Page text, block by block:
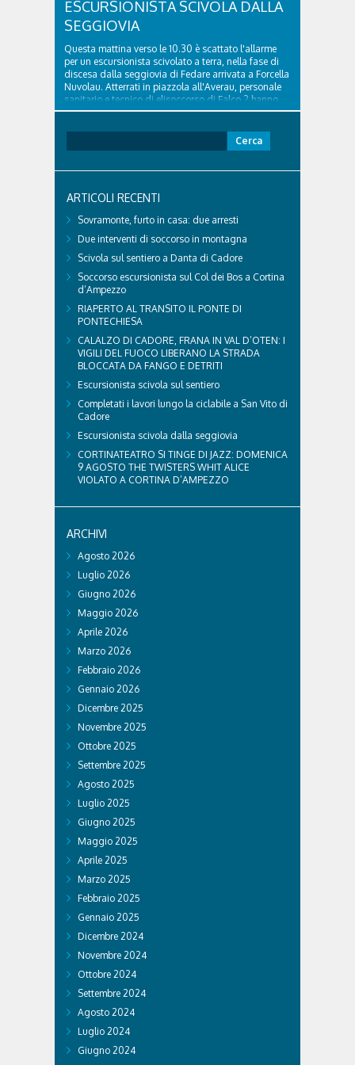
ESCURSIONISTA SCIVOLA DALLA
SEGGIOVIA
Questa mattina verso le 10.30 è scattato l'allarme
per un escursionista scivolato a terra, nella fase di
discesa dalla seggiovia di Fedare arrivata a Forcella
Nuvolau. Atterrati in piazzola all'Averau, personale
sanitario e tecnico di elisoccorso di Falco 2 hanno
raggiunto il 74enne di Teolo...
per:
ARTICOLI RECENTI
Sovramonte, furto in casa: due arresti
Due interventi di soccorso in montagna
Scivola sul sentiero a Danta di Cadore
Soccorso escursionista sul Col dei Bos a Cortina
d’Ampezzo
RIAPERTO AL TRANSITO IL PONTE DI
PONTECHIESA
CALALZO DI CADORE, FRANA IN VAL D’OTEN: I
VIGILI DEL FUOCO LIBERANO LA STRADA
BLOCCATA DA FANGO E DETRITI
Escursionista scivola sul sentiero
Completati i lavori lungo la ciclabile a San Vito di
Cadore
Escursionista scivola dalla seggiovia
CORTINATEATRO SI TINGE DI JAZZ: DOMENICA
9 AGOSTO THE TWISTERS WHIT ALICE
VIOLATO A CORTINA D’AMPEZZO
ARCHIVI
Agosto 2026
Luglio 2026
Giugno 2026
Maggio 2026
Aprile 2026
Marzo 2026
Febbraio 2026
Gennaio 2026
Dicembre 2025
Novembre 2025
Ottobre 2025
Settembre 2025
Agosto 2025
Luglio 2025
Giugno 2025
Maggio 2025
Aprile 2025
Marzo 2025
Febbraio 2025
Gennaio 2025
Dicembre 2024
Novembre 2024
Ottobre 2024
Settembre 2024
Agosto 2024
Luglio 2024
Giugno 2024